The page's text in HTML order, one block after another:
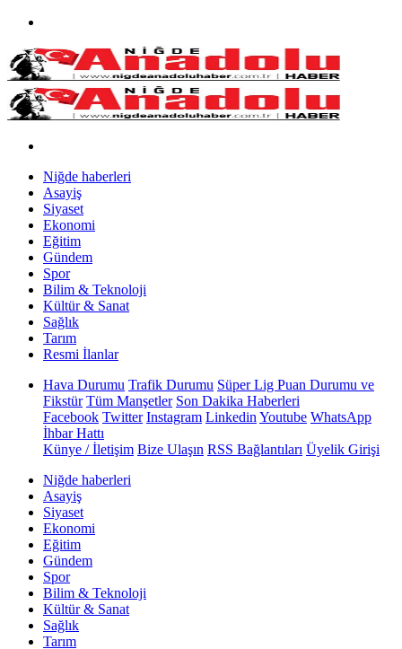
Niğde haberleri
Asayiş
Siyaset
Ekonomi
Eğitim
Gündem
Spor
Bilim & Teknoloji
Kültür & Sanat
Sağlık
Tarım
Resmi İlanlar
Hava Durumu Trafik Durumu Süper Lig Puan Durumu ve
Fikstür Tüm Manşetler Son Dakika Haberleri
Facebook Twitter Instagram Linkedin Youtube WhatsApp
İhbar Hattı
Künye / İletişim Bize Ulaşın RSS Bağlantıları Üyelik Girişi
Niğde haberleri
Asayiş
Siyaset
Ekonomi
Eğitim
Gündem
Spor
Bilim & Teknoloji
Kültür & Sanat
Sağlık
Tarım